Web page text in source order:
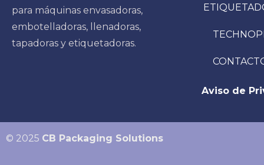
para máquinas envasadoras,
embotelladoras, llenadoras,
tapadoras y etiquetadoras.
Aviso de
© 2025 CB Packaging Solutions